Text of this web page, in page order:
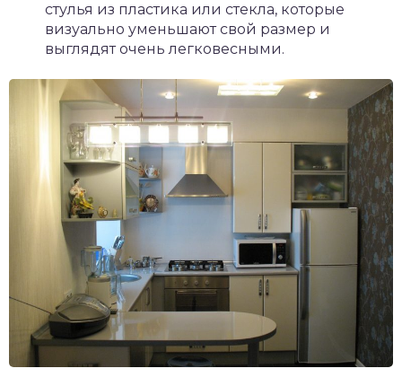
стулья из пластика или стекла, которые
визуально уменьшают свой размер и
выглядят очень легковесными.